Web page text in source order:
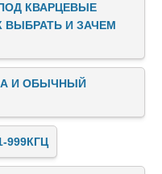
КВАРЦЕВЫЕ
ВЫБРАТЬ И ЗАЧЕМ
И ОБЫЧНЫЙ
999КГЦ